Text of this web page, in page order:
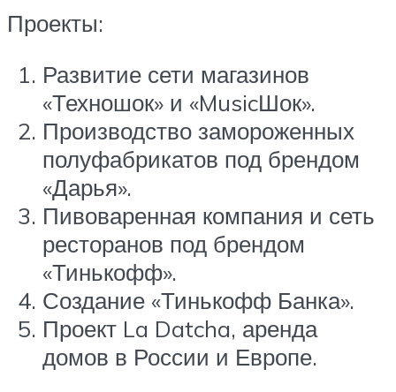
Проекты:
Развитие сети магазинов
«Техношок» и «MusicШок».
Производство замороженных
полуфабрикатов под брендом
«Дарья».
Пивоваренная компания и сеть
ресторанов под брендом
«Тинькофф».
Создание «Тинькофф Банка».
Проект La Datcha, аренда
домов в России и Европе.